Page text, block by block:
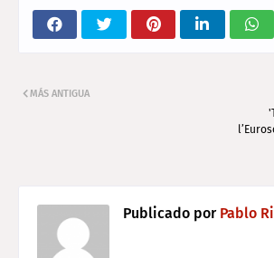
MÁS ANTIGUA
Publicado porPablo